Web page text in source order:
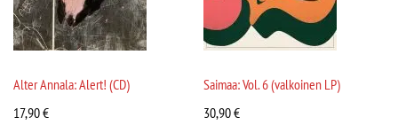
Alter Annala: Alert! (CD)
17,90€
Saimaa: Vol. 6 (valkoinen LP)
30,90€